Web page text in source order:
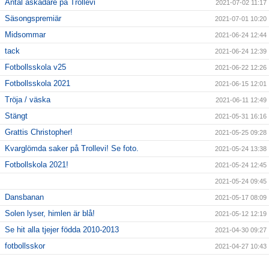
Antal åskådare på Trollevi 2021-07-02 11:17
Säsongspremiär 2021-07-01 10:20
Midsommar 2021-06-24 12:44
tack 2021-06-24 12:39
Fotbollsskola v25 2021-06-22 12:26
Fotbollsskola 2021 2021-06-15 12:01
Tröja / väska 2021-06-11 12:49
Stängt 2021-05-31 16:16
Grattis Christopher! 2021-05-25 09:28
Kvarglömda saker på Trollevi! Se foto. 2021-05-24 13:38
Fotbollskola 2021! 2021-05-24 12:45
2021-05-24 09:45
Dansbanan 2021-05-17 08:09
Solen lyser, himlen är blå! 2021-05-12 12:19
Se hit alla tjejer födda 2010-2013 2021-04-30 09:27
fotbollsskor 2021-04-27 10:43